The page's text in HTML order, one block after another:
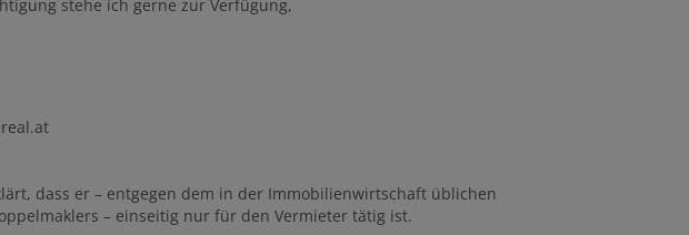
stehe ich gerne zur Verfügung,
dass er – entgegen dem in der Immobilienwirtschaft üblichen
– einseitig nur für den Vermieter tätig ist.